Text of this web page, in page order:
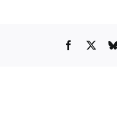
Facebook
X